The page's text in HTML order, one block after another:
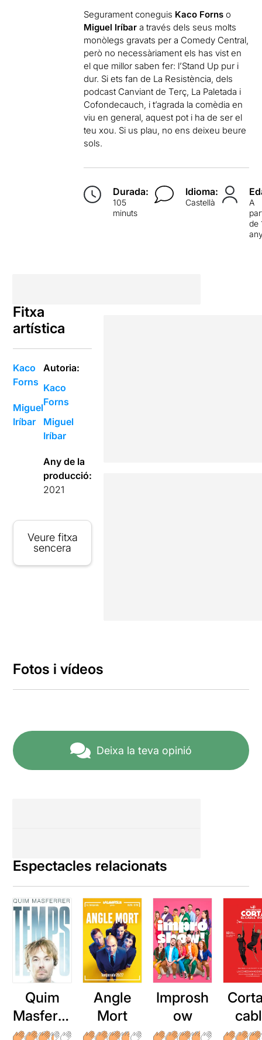
Segurament coneguis Kaco Forns o
Miguel Iríbar a través dels seus molts
monòlegs gravats per a Comedy Central,
però no necessàriament els has vist en
el que millor saben fer: l’Stand Up pur i
dur. Si ets fan de La Resistència, dels
podcast Canviant de Terç, La Paletada i
Cofondecauch, i t’agrada la comèdia en
viu en general, aquest pot i ha de ser el
teu xou. Si us plau, no ens deixeu beure
sols.
Durada:
105
minuts
Idioma:
Castellà
A
de
Fitxa
artística
Kaco
Forns
Miguel
Iríbar
Autoria:
Kaco
Forns
Miguel
Iríbar
Any de la
producció:
2021
Veure fitxa
sencera
Fotos i vídeos
Deixa la teva opinió
Espectacles relacionats
Quim
Masferre
r: Temps
Angle
Mort
Improsh
ow